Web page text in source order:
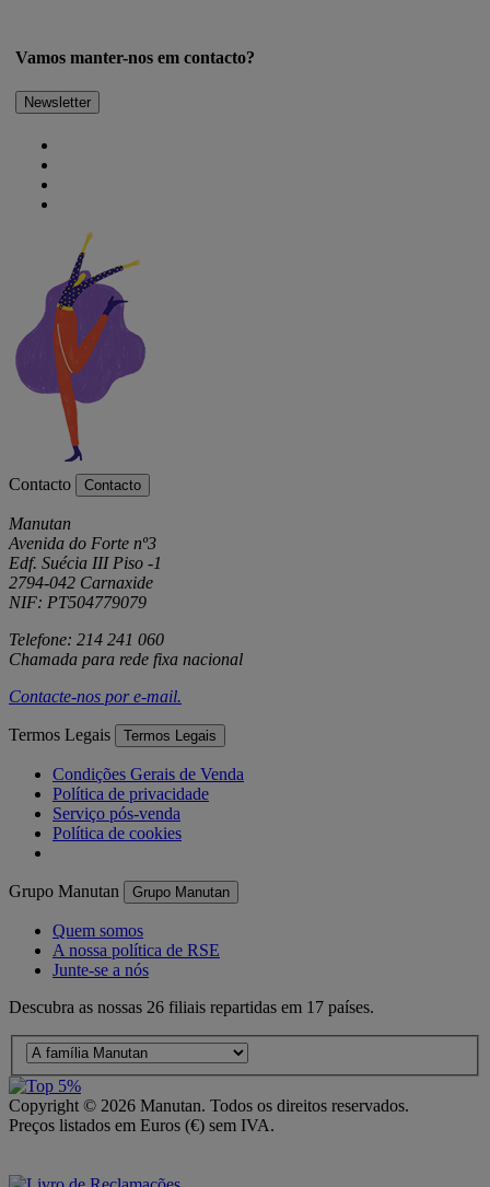
Vamos manter-nos em contacto?
Newsletter
Contacto Contacto
Manutan
Avenida do Forte nº3
Edf. Suécia III Piso -1
2794-042 Carnaxide
NIF: PT504779079
Telefone: 214 241 060
Chamada para rede fixa nacional
Contacte-nos pore-mail.
Termos Legais Termos Legais
Condições Gerais de Venda
Política de privacidade
Serviço pós-venda
Política de cookies
Grupo Manutan Grupo Manutan
Quem somos
A nossa política de RSE
Junte-se a nós
Descubra as nossas 26 filiais repartidas em 17 países.
Copyright © 2026 Manutan. Todos os direitos reservados.
Preços listados em Euros (€) sem IVA.